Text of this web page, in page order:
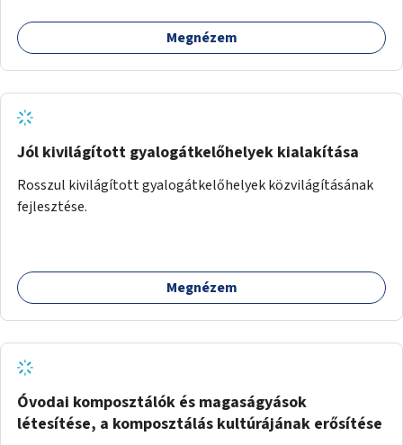
felhasználó.
Megnézem
Jól kivilágított gyalogátkelőhelyek kialakítása
Rosszul kivilágított gyalogátkelőhelyek közvilágításának
fejlesztése.
Megnézem
Óvodai komposztálók és magaságyások
létesítése, a komposztálás kultúrájának erősítése